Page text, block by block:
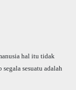
hal itu tidak
sesuatu adalah